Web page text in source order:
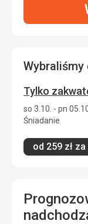
Wybraliśmy
Tylko
so 3.10. - pn
Śniadanie
od 259 zł za